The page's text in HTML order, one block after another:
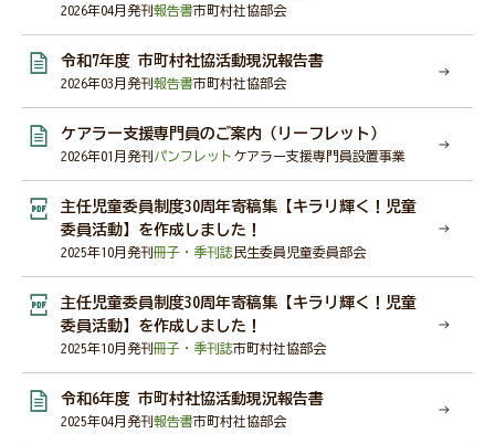
2026年04月発刊報告書市町村社協部会
2026年03月発刊報告書市町村社協部会
令和7年度 市町村社協活動現況報告書
2026年01月発刊 パンフレット ケアラー支援専門員設置事業
ケアラー支援専門員のご案内（リーフレット）
2025年10月発刊冊子・季刊誌 民生委員児童委員部会
主任児童委員制度30周年寄稿集【キラリ輝く！児童
委員活動】を作成しました！
2025年10月発刊冊子・季刊誌市町村社協部会
主任児童委員制度30周年寄稿集【キラリ輝く！児童
委員活動】を作成しました！
2025年04月発刊報告書市町村社協部会
令和6年度 市町村社協活動現況報告書
ニュース
福祉タイムズ
福祉に関する図書のあっせん・紹介
神奈川県社協公式SNS
採用情報